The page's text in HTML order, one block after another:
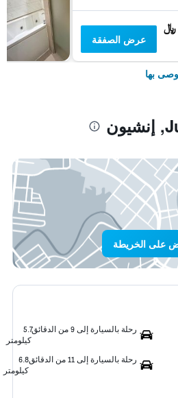
عرض الصفقة
بها
على الخريطة
رحلة بالسيارة إلى 9 من الدقائق
5.7
كيلومتر
رحلة بالسيارة إلى 11 من الدقائق
6.8
كيلومتر